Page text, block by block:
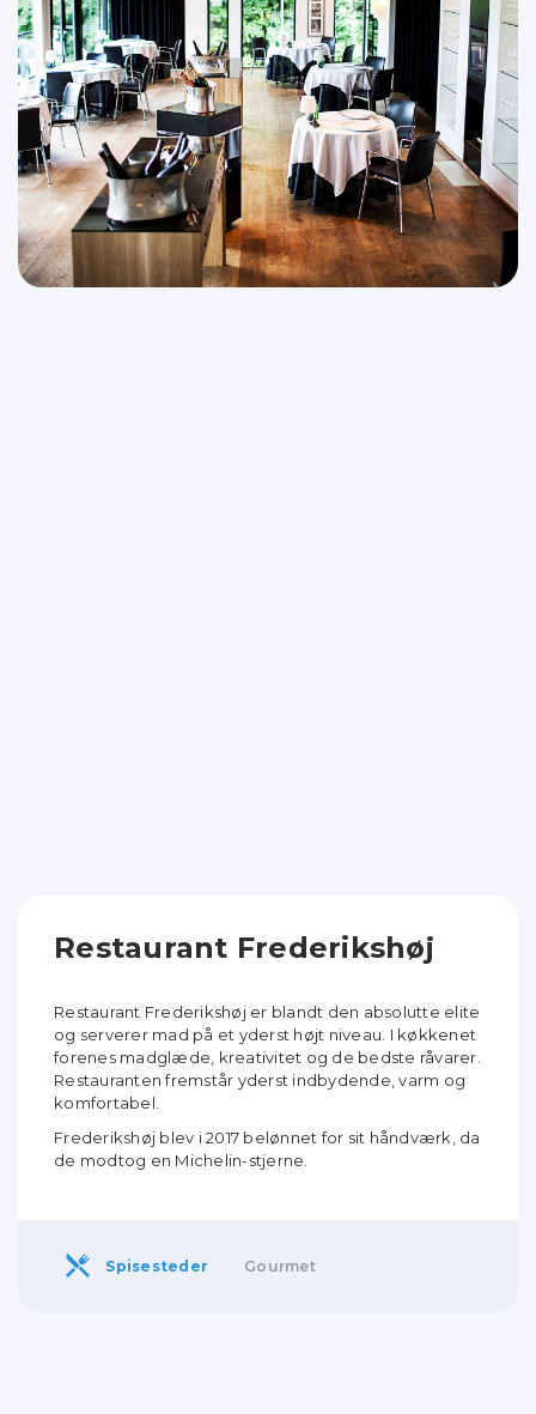
Restaurant Frederikshøj
Restaurant Frederikshøj er blandt den absolutte elite
og serverer mad på et yderst højt niveau. I køkkenet
forenes madglæde, kreativitet og de bedste råvarer.
Restauranten fremstår yderst indbydende, varm og
komfortabel.
Frederikshøj blev i 2017 belønnet for sit håndværk, da
de modtog en Michelin-stjerne.
Spisesteder Gourmet